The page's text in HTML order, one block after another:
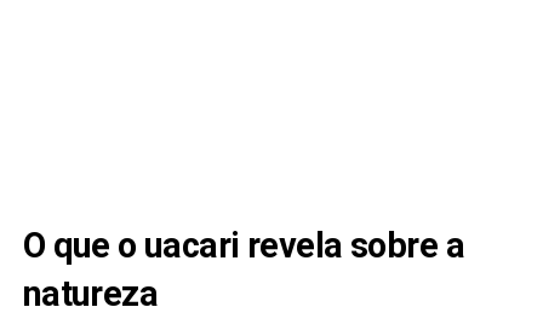
O que o uacari revela sobre a
natureza